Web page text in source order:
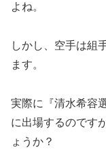
よね。
しかし、空手は組
ます。
実際に『清水希容
に出場するのです
ょうか？